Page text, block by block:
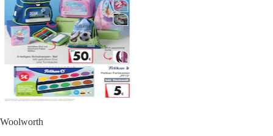
Woolworth